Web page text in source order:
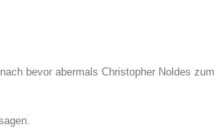
bevor abermals Christopher Noldes